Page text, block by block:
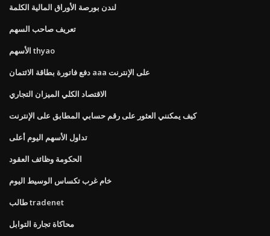
لندن بورصة الأوراق المالية الكلمة
تعريف صاحب السهم
الأسهم thyao
دفع فاتورة بطاقة الائتمان aaa على الإنترنت
الاقتصاد الكلي الميزان التجاري
كيف يمكنني العثور على رقم حسابي المطابق على الإنترنت
تداول الأسهم اليوم أعلى
الحكومة وظائف العقود
خام غرب تكساس الوسيط اليوم
طالب tradenet
محاكاة تجارة التوابل